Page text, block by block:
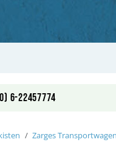
6-22457774
Zarges